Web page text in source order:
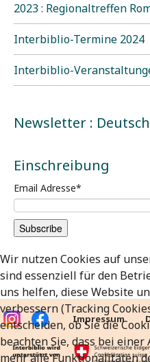
2023 : Regionaltreffen
Interbiblio-Termine 2024
Interbiblio-
Newsletter : Deutsch
Einschreibung
Email Adresse*
Impressum
Wir nutzen Cookies auf
sind essenziell für den
uns helfen, diese Website
verbessern (Tracking
entscheiden, ob Sie die
beachten Sie, dass bei
mehr alle Funktionalitäten